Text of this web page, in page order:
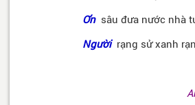
Ơn sâu đưa nước nhà
Người rạng sử xanh
Anh Đạt